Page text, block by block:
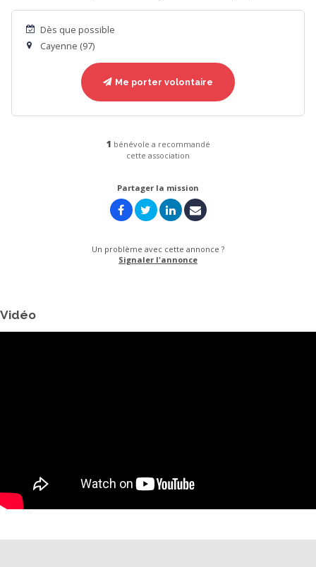
Dès que possible
Cayenne (97)
Me porter volontaire
1 bénévole a recommandé
cette association
Partager la mission
Un problème avec cette annonce ?
Signaler l'annonce
Vidéo